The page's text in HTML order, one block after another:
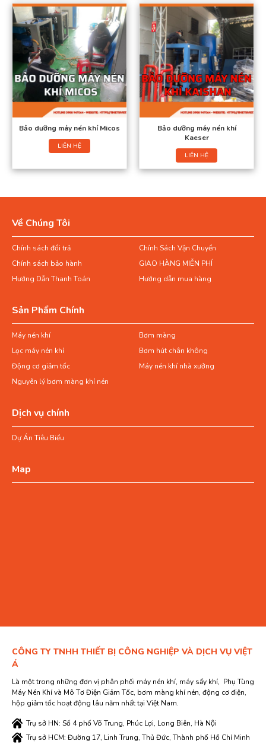
Bảo dưỡng máy nén khí Micos
LIÊN HỆ
Bảo dưỡng máy nén khí
Kaeser
LIÊN HỆ
Về Chúng Tôi
Chính sách đổi trả
Chính Sách Vận Chuyển
Chính sách bảo hành
GIAO HÀNG MIỄN PHÍ
Hướng Dẫn Thanh Toán
Hướng dẫn mua hàng
Sản Phẩm Chính
Máy nén khí
Bơm màng
Lọc máy nén khí
Bơm hút chân không
Động cơ giảm tốc
Máy nén khí nhà xưởng
Nguyên lý bơm màng khí nén
Dịch vụ chính
Dự Án Tiêu Biểu
Map
CÔNG TY TNHH THIẾT BỊ CÔNG NGHIỆP VÀ DỊCH VỤ VIỆT
Á
Là một trong những đơn vị phân phối máy nén khí, máy sấy khí, Phụ Tùng
Máy Nén Khí và Mô Tơ Điện Giảm Tốc, bơm màng khí nén, động cơ điện,
hộp giảm tốc hoạt động lâu năm nhất tại Việt Nam.
Trụ sở HN: Số 4 phố Võ Trung, Phúc Lợi, Long Biên, Hà Nội
Trụ sở HCM: Đường 17, Linh Trung, Thủ Đức, Thành phố Hồ Chí Minh